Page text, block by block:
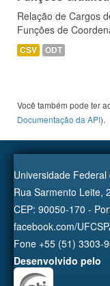
Relação de Cargos
Funções de
CSV ODT
Você também pode ter
Documentação da API).
Universidade
Rua Sarmento Leite,
CEP: 90050-170 -
facebook.com/
Fone +55 (51) 3303-
Desenvolvido pelo